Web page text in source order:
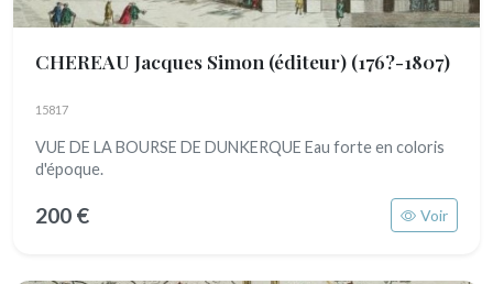
CHEREAU Jacques Simon (éditeur) (176?-1807)
15817
VUE DE LA BOURSE DE DUNKERQUE Eau forte en coloris
d'époque.
200 € Voir